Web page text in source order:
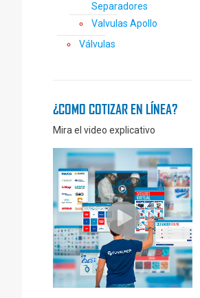
Separadores
Valvulas Apollo
Válvulas
¿COMO COTIZAR EN LÍNEA?
Mira el video explicativo